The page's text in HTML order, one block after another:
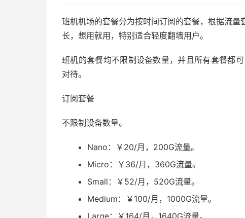
班机机场的套餐分为按时间订阅的套餐，根据流
长，想用就用，特别适合轻度翻墙用户。
班机的套餐均不限制设备数量，并且所有套餐都可
对待。
订阅套餐
不限制设备数量。
Nano：￥20/月，200G流量。
Micro：￥36/月，360G流量。
Small：￥52/月，520G流量。
Medium：￥100/月，1000G流量。
Large：￥164/月，1640G流量。